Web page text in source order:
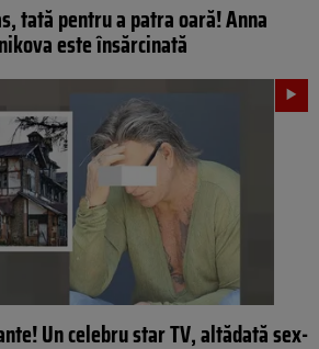
tată pentru a patra oară! Anna
este însărcinată
Un celebru star TV, altădată sex-